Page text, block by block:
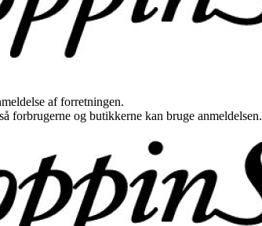
af forretningen.
forbrugerne og butikkerne kan bruge anmeldelsen.